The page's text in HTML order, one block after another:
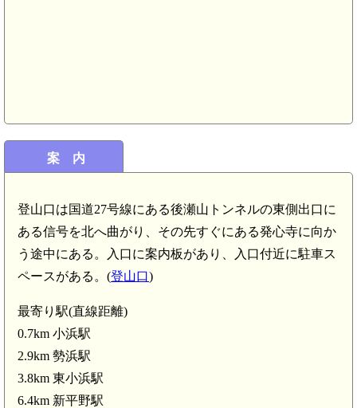
案 内
登山口は国道27号線にある後瀬山トンネルの東側出口に
ある信号を北へ曲がり、その先すぐにある発心寺に向か
う途中にある。入口に案内板があり、入口付近に駐車ス
ペースがある。(登山口)
最寄り駅(直線距離)
0.7km 小浜駅
2.9km 勢浜駅
3.8km 東小浜駅
6.4km 新平野駅